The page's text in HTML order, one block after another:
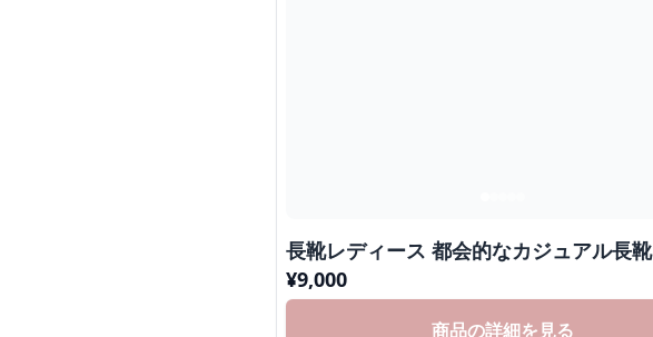
長靴レディース 都会的なカジュアル長靴
¥9,000
商品の詳細を見る